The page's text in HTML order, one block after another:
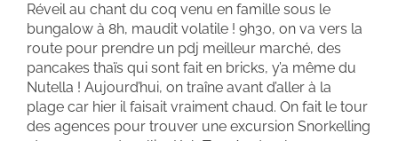
Réveil au chant du coq venu en famille sous le
bungalow à 8h, maudit volatile ! 9h30, on va vers la
route pour prendre un pdj meilleur marché, des
pancakes thaïs qui sont fait en bricks, y’a même du
Nutella ! Aujourd’hui, on traîne avant d’aller à la
plage car hier il faisait vraiment chaud. On fait le tour
des agences pour trouver une excursion Snorkelling